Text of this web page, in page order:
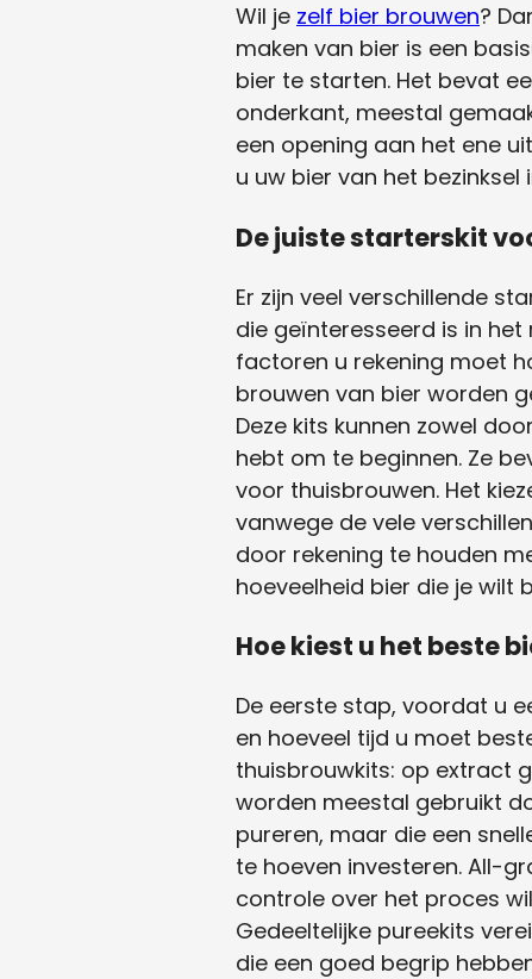
Wil je zelf bier brouwen?
maken van bier is een
bier te starten. Het bevat
onderkant, meestal
een opening aan het ene
u uw bier van het
De juiste starterskit
Er zijn veel verschillende
die geïnteresseerd is in
factoren u rekening moet
brouwen van bier worden
Deze kits kunnen zowel
hebt om te beginnen. Ze
voor thuisbrouwen. Het
vanwege de vele
door rekening te houden
hoeveelheid bier die je wilt
Hoe kiest u het beste
De eerste stap, voordat u
en hoeveel tijd u moet
thuisbrouwkits: op extract
worden meestal gebruikt
pureren, maar die een
te hoeven investeren. All-
controle over het proces
Gedeeltelijke pureekits
die een goed begrip